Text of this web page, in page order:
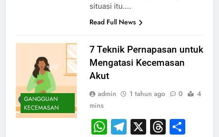
situasi itu….
Read Full News
GANGGUAN
KECEMASAN
7 Teknik Pernapasan untuk
Mengatasi Kecemasan
Akut
admin 1 tahun ago 0
4
mins
WhatsApp
Telegram
X